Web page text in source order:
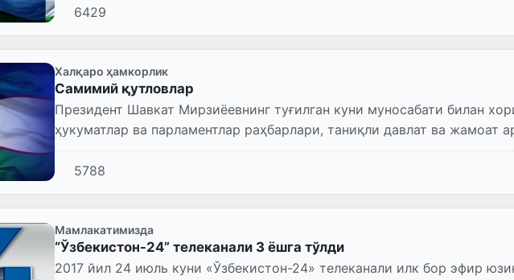
6429
Халқаро ҳамкорлик
Самимий қутловлар
Президент Шавкат Мирзиёевнинг туғилган куни муносабати билан
ҳукуматлар ва парламентлар раҳбарлари, таниқли давлат ва жамоат
қутловлар келмоқда.
5788
Мамлакатимизда
“Ўзбекистон-24” телеканали 3 ёшга тўлди
2017 йил 24 июль куни «Ўзбекистон-24» телеканали илк бор эфир